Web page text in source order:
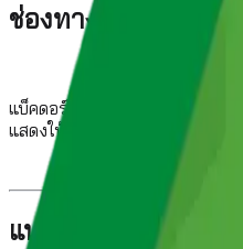
ช่องทางการจำหน่าย
แบ็คดอร์นี้ถูกนำเสนอขายในฟอรั
แสดงให้เห็นถึงการเติบโตของตล
แนวทางการป้องกันแ